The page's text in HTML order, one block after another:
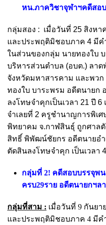
หน.ภาควิชาจุฬาฯคดีสอ
กลุ่มสอง : เมื่อวันที่ 25 สิงห
และประพฤติมิชอบภาค 4 มี
ในส่วนของกลุ่ม นายทองใบ
บริหารส่วนตำบล (อบต.) ลา
จังหวัดมหาสารคาม และพวก
ทองใบ บาระพรม อดีตนายก
ลงโทษจำคุกเป็นเวลา 21 ปี
จำเลยที่ 2 ครูชำนาญการพิเศ
พิทยาคม จ.กาฬสินธุ์ ถูกศาล
สิทธิ์ พิพัฒน์ชัยกร อดีตนายอำ
ตัดสินลงโทษจำคุก เป็นเวลา
กลุ่มที่ 2! คดีสอบบรรจุพ
ครบ29ราย อดีตนายกฯล
กลุ่มที่สาม : เมื่อวันที่ 9 กันย
และประพฤติมิชอบภาค 4 มีค